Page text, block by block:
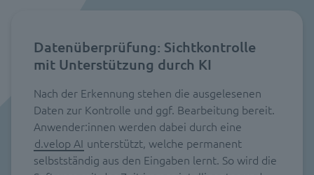
Datenüberprüfung: Sichtkontrolle
mit Unterstützung durch KI
Nach der Erkennung stehen die ausgelesenen
Daten zur Kontrolle und ggf. Bearbeitung bereit.
Anwender:innen werden dabei durch eine
d.velop AI unterstützt, welche permanent
selbstständig aus den Eingaben lernt. So wird die